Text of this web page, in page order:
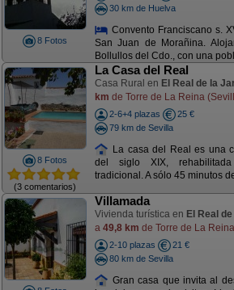
8 Fotos
30 km de Huelva
Convento Franciscano s.
San Juan de Morañina.
Bollullos del Cdo., con una
8 Fotos
(3 comentarios)
La Casa del Real
Casa Rural en El Real de la
km de Torre de La Reina
2-6+4 plazas
25 €
79 km de Sevilla
La casa del Real es una
del siglo XIX,
tradicional. A sólo 45 minutos
Villamada
Vivienda turística en El Real
a 49,8 km de Torre de La
2-10 plazas
21 €
80 km de Sevilla
Gran casa que invita al